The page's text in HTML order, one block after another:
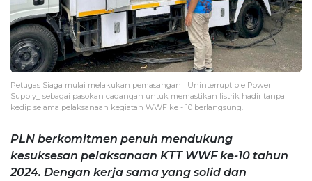
Petugas Siaga mulai melakukan pemasangan _Uninterruptible Power
Supply_ sebagai pasokan cadangan untuk memastikan listrik hadir tanpa
kedip selama pelaksanaan kegiatan WWF ke - 10 berlangsung.
PLN berkomitmen penuh mendukung
kesuksesan pelaksanaan KTT WWF ke-10 tahun
2024. Dengan kerja sama yang solid dan